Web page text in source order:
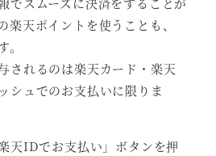
楽天ポイントを使うことも、
されるのは楽天カード・楽天
シュでのお支払いに限りま
天IDでお支払い」ボタンを押